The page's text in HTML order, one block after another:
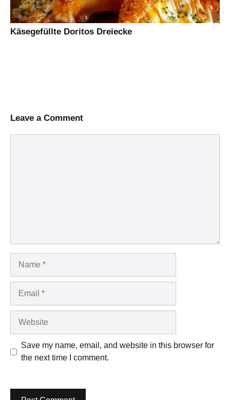
Käsegefüllte Doritos Dreiecke
Leave a Comment
Save my name, email, and website in this browser for
the next time I comment.